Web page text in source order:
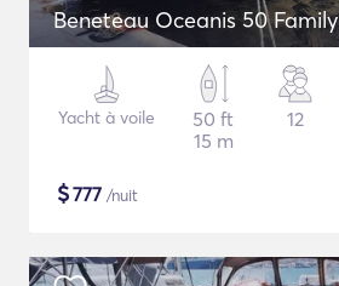
Beneteau Oceanis 50 Family
Yacht à voile
50 ft
15 m
12
$777 /nuit